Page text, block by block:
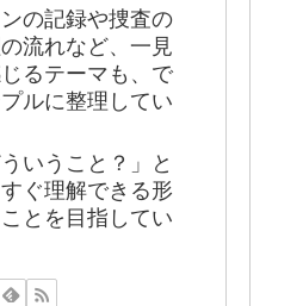
の記録や捜査の
流れなど、一見
るテーマも、で
ルに整理してい
いうこと？」と
ぐ理解できる形
とを目指してい